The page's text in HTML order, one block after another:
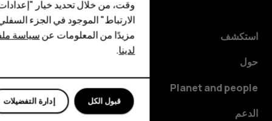
HMD Watch
للأعمال
استكشف
حول
Planet and people
الدعم
وقت، من خلال تحديد خيار
الارتباط" الموجود في الجزء
مزيدًا من المعلومات عنسياسة
لدينا.
إدارة التفضيلات قبول الكل